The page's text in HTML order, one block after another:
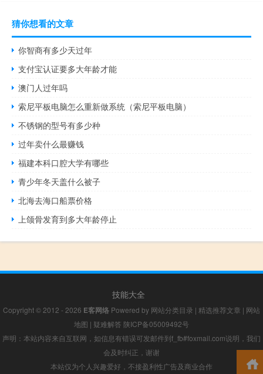
猜你想看的文章
你智商有多少天过年
支付宝认证要多大年龄才能
澳门人过年吗
索尼平板电脑怎么重新做系统（索尼平板电脑）
不锈钢的型号有多少种
过年卖什么最赚钱
福建本科口腔大学有哪些
青少年冬天盖什么被子
北海去海口船票价格
上颌骨发育到多大年龄停止
技能大全
Copyright © 2012 - 2026 E客网络 Powered by 网站分类目录 | 精选推荐文章 | 网站
地图 | 疑难解答 陕ICP备05009492号
声明：本站内容来自互联网，如信息有错误可发邮件到f_fb#foxmail.com说明，我们
会及时纠正，谢谢
本站仅为个人兴趣爱好，不接盈利性广告及商业合作